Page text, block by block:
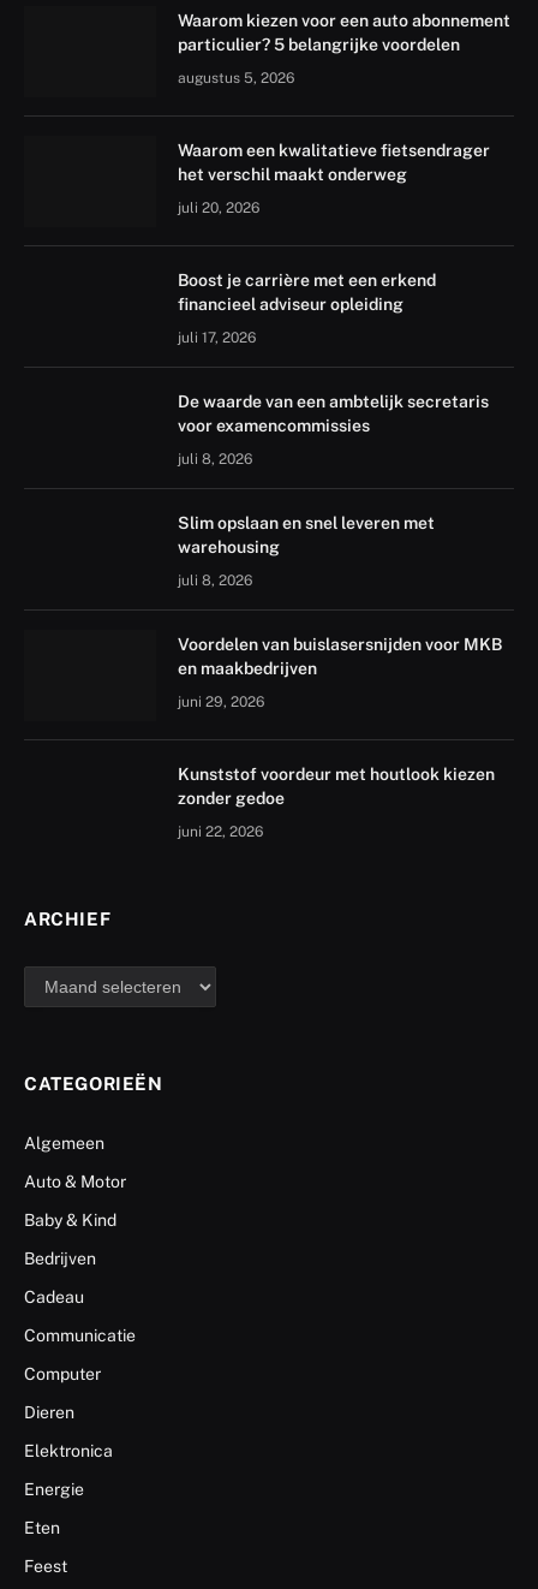
Waarom kiezen voor een auto abonnement
particulier? 5 belangrijke voordelen
augustus 5, 2026
Waarom een kwalitatieve fietsendrager
het verschil maakt onderweg
juli 20, 2026
Boost je carrière met een erkend
financieel adviseur opleiding
juli 17, 2026
De waarde van een ambtelijk secretaris
voor examencommissies
juli 8, 2026
Slim opslaan en snel leveren met
warehousing
juli 8, 2026
Voordelen van buislasersnijden voor MKB
en maakbedrijven
juni 29, 2026
Kunststof voordeur met houtlook kiezen
zonder gedoe
juni 22, 2026
ARCHIEF
archief
CATEGORIEËN
Algemeen
Auto & Motor
Baby & Kind
Bedrijven
Cadeau
Communicatie
Computer
Dieren
Elektronica
Energie
Eten
Feest